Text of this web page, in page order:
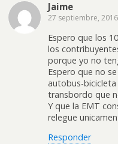
Jaime
27 septiembre, 2016
Espero que los
los
porque yo no
Espero que no
autobus-
transbordo que
Y que la EMT
relegue
Responder